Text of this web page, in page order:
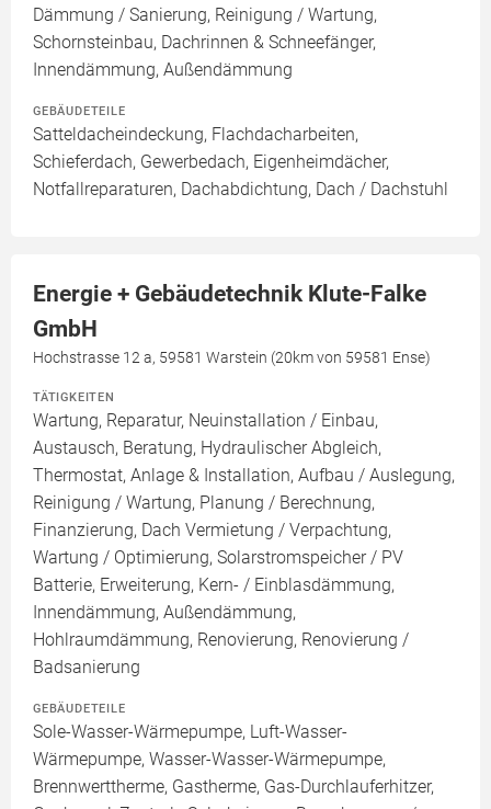
Dämmung / Sanierung, Reinigung / Wartung,
Schornsteinbau, Dachrinnen & Schneefänger,
Innendämmung, Außendämmung
GEBÄUDETEILE
Satteldacheindeckung, Flachdacharbeiten,
Schieferdach, Gewerbedach, Eigenheimdächer,
Notfallreparaturen, Dachabdichtung, Dach / Dachstuhl
Energie + Gebäudetechnik Klute-Falke
GmbH
Hochstrasse 12 a, 59581 Warstein (20km von 59581 Ense)
TÄTIGKEITEN
Wartung, Reparatur, Neuinstallation / Einbau,
Austausch, Beratung, Hydraulischer Abgleich,
Thermostat, Anlage & Installation, Aufbau / Auslegung,
Reinigung / Wartung, Planung / Berechnung,
Finanzierung, Dach Vermietung / Verpachtung,
Wartung / Optimierung, Solarstromspeicher / PV
Batterie, Erweiterung, Kern- / Einblasdämmung,
Innendämmung, Außendämmung,
Hohlraumdämmung, Renovierung, Renovierung /
Badsanierung
GEBÄUDETEILE
Sole-Wasser-Wärmepumpe, Luft-Wasser-
Wärmepumpe, Wasser-Wasser-Wärmepumpe,
Brennwerttherme, Gastherme, Gas-Durchlauferhitzer,